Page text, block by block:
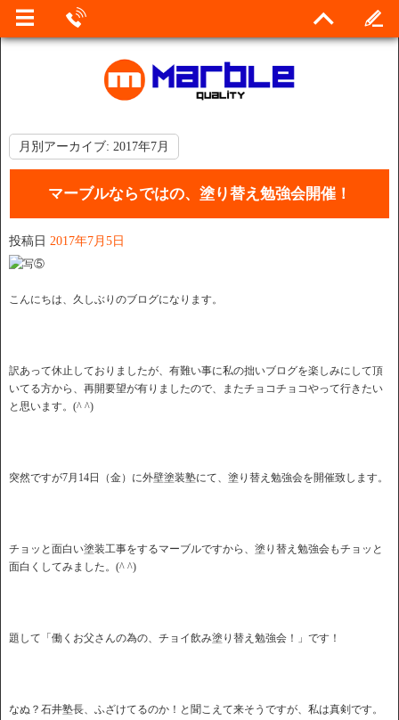
月別アーカイブ: 2017年7月
マーブルならではの、塗り替え勉強会開催！
投稿日 2017年7月5日
こんにちは、久しぶりのブログになります。
訳あって休止しておりましたが、有難い事に私の拙いブログを楽しみにして頂
いてる方から、再開要望が有りましたので、またチョコチョコやって行きたい
と思います。(^ ^)
突然ですが7月14日（金）に外壁塗装塾にて、塗り替え勉強会を開催致します。
チョッと面白い塗装工事をするマーブルですから、塗り替え勉強会もチョッと
面白くしてみました。(^ ^)
題して「働くお父さんの為の、チョイ飲み塗り替え勉強会！」です！
なぬ？石井塾長、ふざけてるのか！と聞こえて来そうですが、私は真剣です。